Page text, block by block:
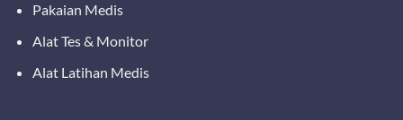
Pakaian Medis
Alat Tes & Monitor
Alat Latihan Medis